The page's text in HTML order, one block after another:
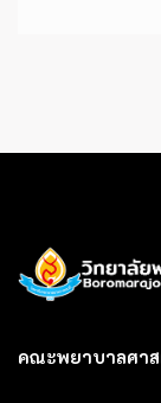
คณะพยาบาลศา